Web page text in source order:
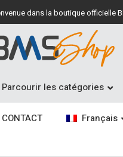
dans la boutique officielle
Parcourir les catégories
CONTACT Français